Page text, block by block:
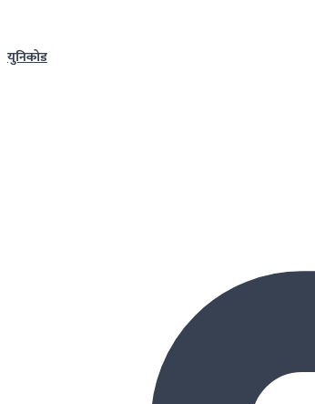
युनिकोड